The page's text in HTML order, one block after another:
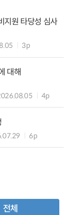
지원 타당성 심사
3p
대해
4p
6p
전체